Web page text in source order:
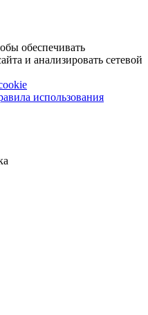
обеспечивать
и анализировать сетевой
использования